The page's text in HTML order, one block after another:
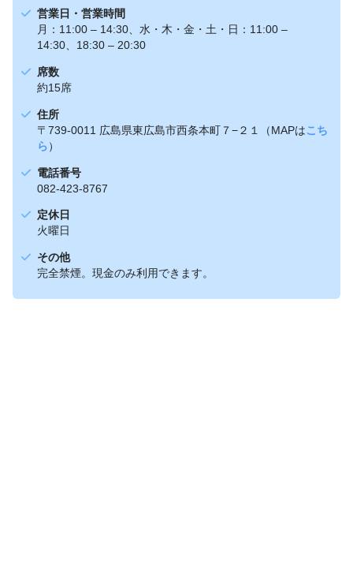
営業日・営業時間
月：11:00 – 14:30、水・木・金・土・日：11:00 –
14:30、18:30 – 20:30
席数
約15席
住所
〒739-0011 広島県東広島市西条本町７−２１（MAPはこち
ら）
電話番号
082-423-8767
定休日
火曜日
その他
完全禁煙。現金のみ利用できます。